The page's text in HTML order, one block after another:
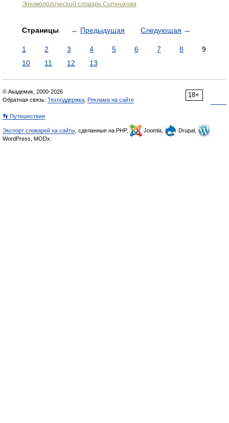
Этимологический словарь Ситникова
Страницы ← Предыдущая Следующая →
1 2 3 4 5 6 7 8
9
10
11 12 13
18+
© Академик, 2000-2026
Обратная связь: Техподдержка Реклама на сайте
👣 Путешествия
Экспорт словарей на сайты , сделанные на PHP, Joomla,
Drupal,
WordPress, MODx.